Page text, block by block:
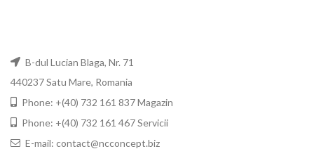
B-dul Lucian Blaga, Nr. 71
440237 Satu Mare, Romania
Phone: +(40) 732 161 837 Magazin
Phone: +(40) 732 161 467 Servicii
E-mail: contact@ncconcept.biz